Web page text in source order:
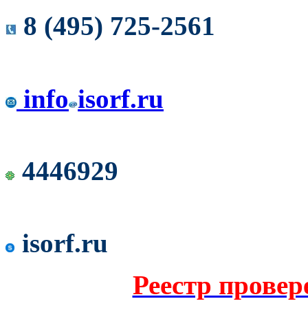
8 (495) 725-2561
info isorf.ru
4446929
isorf.ru
Реестр